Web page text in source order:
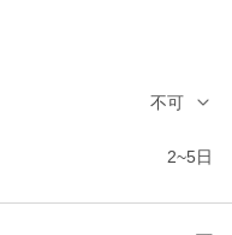
不可
2~5日